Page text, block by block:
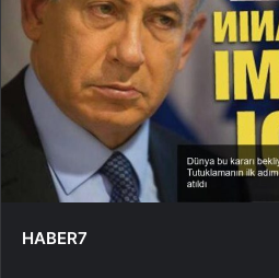
HABER7